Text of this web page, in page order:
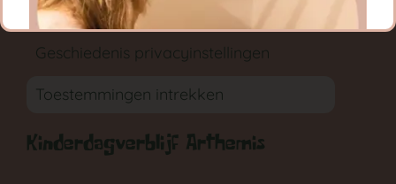
Privacyinstellingen wijzigen
Geschiedenis privacyinstellingen
Toestemmingen intrekken
Kinderdagverblijf Arthemis